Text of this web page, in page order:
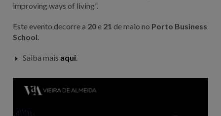
improving ways of living”.
Este evento decorre a 20e 21 de maio no Porto Business
School
Saiba mais aqui.